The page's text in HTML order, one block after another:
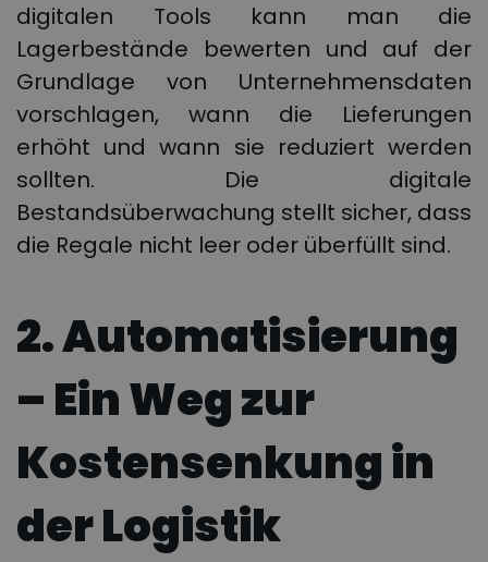
digitalen Tools kann man die
Lagerbestände bewerten und auf der
Grundlage von Unternehmensdaten
vorschlagen, wann die Lieferungen
erhöht und wann sie reduziert werden
sollten. Die digitale
Bestandsüberwachung stellt sicher, dass
die Regale nicht leer oder überfüllt sind.
2. Automatisierung
– Ein Weg zur
Kostensenkung in
der Logistik